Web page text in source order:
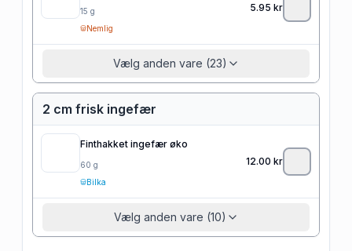
15 g
Nemlig
5.95 kr
Vælg anden vare (23)
2 cm frisk ingefær
Finthakket ingefær øko
60 g
Bilka
12.00 kr
Vælg anden vare (10)